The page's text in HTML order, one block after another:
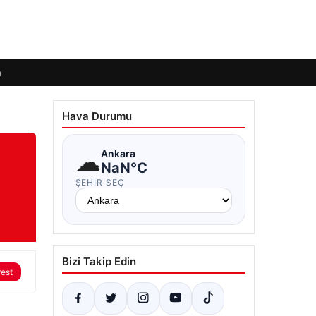
Hava Durumu
☁Ankara
NaN°C
ŞEHIR SEÇ
Bizi Takip Edin